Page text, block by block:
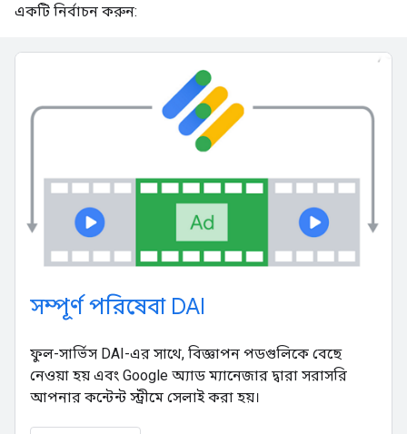
একটি নির্বাচন করুন:
সম্পূর্ণ পরিষেবা DAI
ফুল-সার্ভিস DAI-এর সাথে, বিজ্ঞাপন পডগুলিকে বেছে
নেওয়া হয় এবং Google অ্যাড ম্যানেজার দ্বারা সরাসরি
আপনার কন্টেন্ট স্ট্রীমে সেলাই করা হয়।